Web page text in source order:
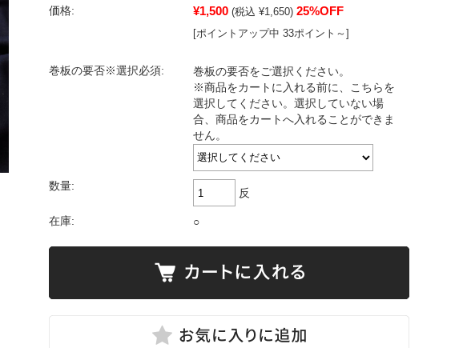
価格:
¥1,500 (税込 ¥1,650) 25%OFF
[ポイントアップ中 33ポイント～]
巻板の要否※選択必須:
巻板の要否をご選択ください。
※商品をカートに入れる前に、こちらを
選択してください。選択していない場
合、商品をカートへ入れることができま
せん。
数量:
反
在庫: ○